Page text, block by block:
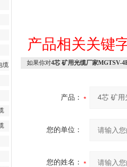
缆
产品相关关键
如果你对4芯 矿用光缆厂家MGTSV-
产品：
您的单位：
您的姓名：